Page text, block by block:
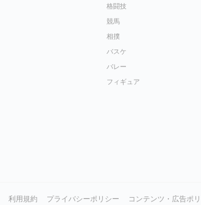
格闘技
競馬
相撲
バスケ
バレー
フィギュア
利用規約 プライバシーポリシー コンテンツ・広告ポ